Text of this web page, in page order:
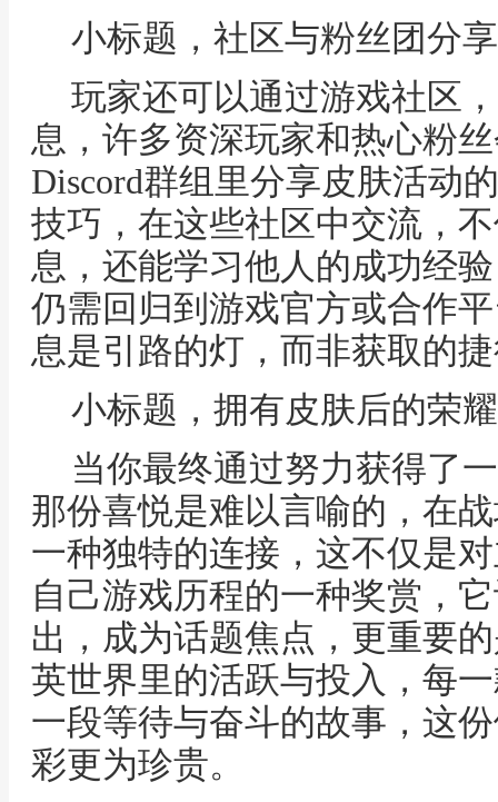
小标题，社区与粉丝团分
玩家还可以通过游戏社区
息，许多资深玩家和热心粉
Discord群组里分享皮肤活动
技巧，在这些社区中交流，
息，还能学习他人的成功经
仍需回归到游戏官方或合作
息是引路的灯，而非获取的
小标题，拥有皮肤后的荣
当你最终通过努力获得了
那份喜悦是难以言喻的，在
一种独特的连接，这不仅是
自己游戏历程的一种奖赏，
出，成为话题焦点，更重要
英世界里的活跃与投入，每
一段等待与奋斗的故事，这
彩更为珍贵。